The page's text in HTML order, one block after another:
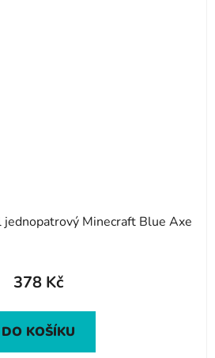
Minecraft Blue Axe
hodnocení
je
5,0
378 Kč
DO KOŠÍKU